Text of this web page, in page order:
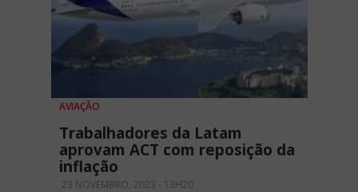
AVIAÇÃO
Trabalhadores da Latam
aprovam ACT com reposição da
inflação
23 NOVEMBRO, 2023 - 13H20